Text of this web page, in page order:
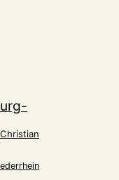
Christian